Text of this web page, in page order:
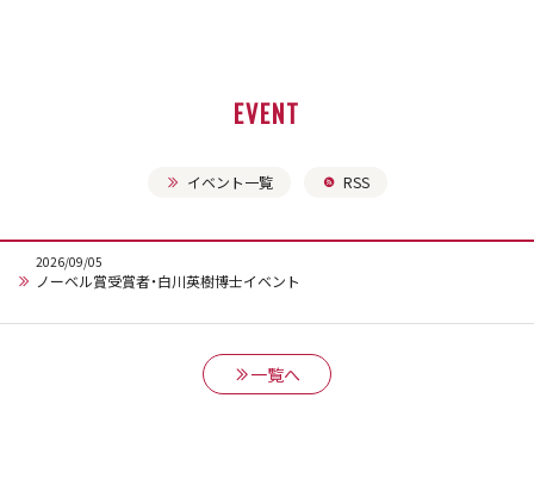
EVENT
イベント一覧 RSS
2026/09/05
ノーベル賞受賞者・白川英樹博士イベント
一覧へ